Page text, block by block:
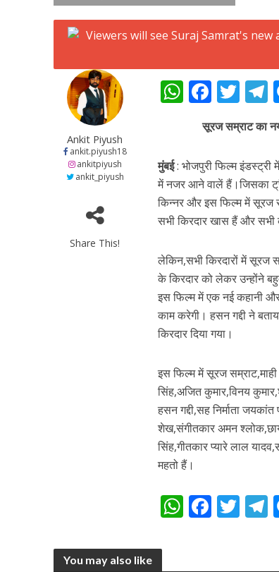
शिवानी
वर्ल्डवाइड
पवन सिंह
Ankit Piyush
ankit.piyush18
ankitpiyush
ankit_piyush
Share This!
W
at
s
A
p
p
F
e
b
o
o
k
T
itt
er
सूरज सम्राट का
मुंबई: भोजपुरी फिल्म
में नजर आने वालें हैं।जिसका
किन्नर और इस फिल्म में सूरज
सभी किरदार खास हैं और सभी
लेकिन,सभी किरदारों में सूरज
के किरदार को लेकर उन्होंने
इस फिल्म में एक नई कहानी
काम करेगी। हसन गद्दी ने
किरदार दिया गया।
इस फिल्म में सूरज
सिंह,अजित कुमार,विनय
हसन गद्दी,सह निर्माता
शेख,संगीतकार अमन
सिंह,गीतकार प्यारे लाल
महतो हैं।
W F T
You may also like